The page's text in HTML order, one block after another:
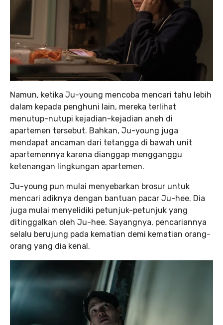
Namun, ketika Ju-young mencoba mencari tahu lebih
dalam kepada penghuni lain, mereka terlihat
menutup-nutupi kejadian-kejadian aneh di
apartemen tersebut. Bahkan, Ju-young juga
mendapat ancaman dari tetangga di bawah unit
apartemennya karena dianggap mengganggu
ketenangan lingkungan apartemen.
Ju-young pun mulai menyebarkan brosur untuk
mencari adiknya dengan bantuan pacar Ju-hee. Dia
juga mulai menyelidiki petunjuk-petunjuk yang
ditinggalkan oleh Ju-hee. Sayangnya, pencariannya
selalu berujung pada kematian demi kematian orang-
orang yang dia kenal.